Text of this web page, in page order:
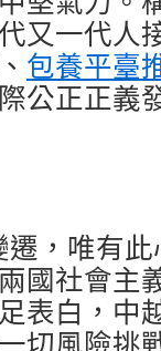
又一代人
包養平臺
公正正義
，唯有
國社會主
表白，中
切風險挑